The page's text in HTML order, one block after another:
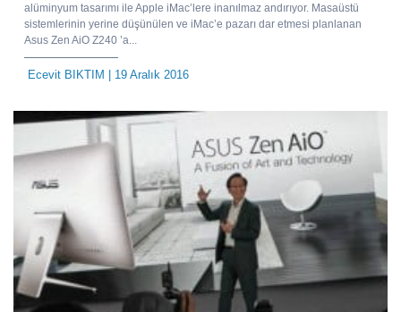
alüminyum tasarımı ile Apple iMac’lere inanılmaz andırıyor. Masaüstü
sistemlerinin yerine düşünülen ve iMac’e pazarı dar etmesi planlanan
Asus Zen AiO Z240 ’a...
Ecevit BIKTIM | 19 Aralık 2016